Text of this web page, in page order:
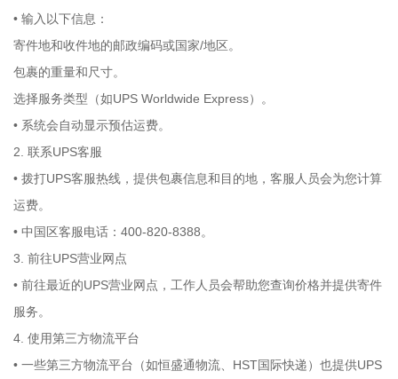
• 输入以下信息：
寄件地和收件地的邮政编码或国家/地区。
包裹的重量和尺寸。
选择服务类型（如UPS Worldwide Express）。
• 系统会自动显示预估运费。
2. 联系UPS客服
• 拨打UPS客服热线，提供包裹信息和目的地，客服人员会为您计算
运费。
• 中国区客服电话：400-820-8388。
3. 前往UPS营业网点
• 前往最近的UPS营业网点，工作人员会帮助您查询价格并提供寄件
服务。
4. 使用第三方物流平台
• 一些第三方物流平台（如恒盛通物流、HST国际快递）也提供UPS